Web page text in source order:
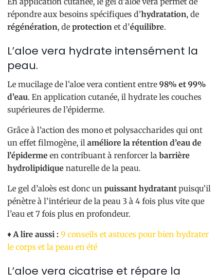
répondre aux besoins spécifiques d’hydratation, de
régénération, de protection et d’équilibre.
L’aloe vera hydrate intensément la
peau.
Le mucilage de l’aloe vera contient entre 98% et 99%
d’eau. En application cutanée, il hydrate les couches
supérieures de l’épiderme.
Grâce à l’action des mono et polysaccharides qui ont
un effet filmogène, il améliore la rétention d’eau de
l’épiderme en contribuant à renforcer la barrière
hydrolipidique naturelle de la peau.
Le gel d’aloès est donc un puissant hydratant puisqu’il
pénètre à l’intérieur de la peau 3 à 4 fois plus vite que
l’eau et 7 fois plus en profondeur.
♦A lire aussi : 9 conseils et astuces pour bien hydrater
le corps et la peau en été
L’aloe vera cicatrise et répare la